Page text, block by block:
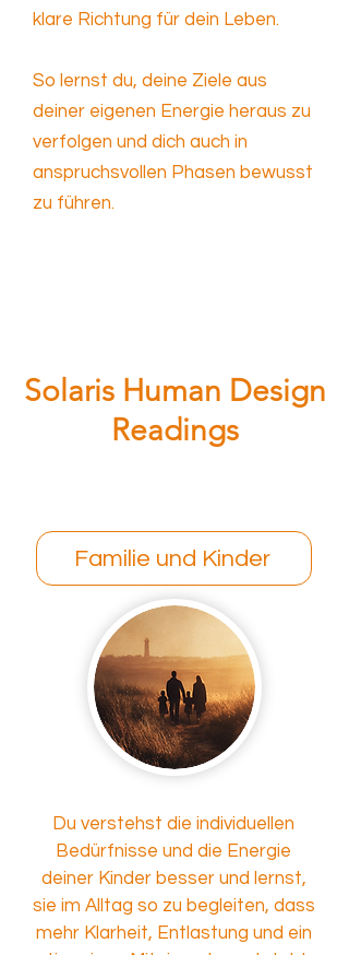
klare Richtung für dein Leben.
So lernst du, deine Ziele aus
deiner eigenen Energie heraus zu
verfolgen und dich auch in
anspruchsvollen Phasen bewusst
zu führen.
Solaris Human Design
Readings
Familie und Kinder
Du verstehst die individuellen
Bedürfnisse und die Energie
deiner Kinder besser und lernst,
sie im Alltag so zu begleiten, dass
mehr Klarheit, Entlastung und ein